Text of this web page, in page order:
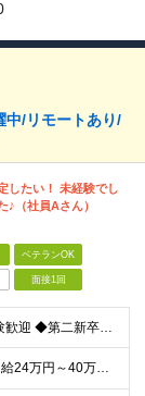
中/リモートあり/
したい！ 未経験でし
♪（社員Aさん）
ベテランOK
面接1回
＊20代30代活躍中♪＊ ◆未経験歓迎 ◆第二新卒OK ◆フリーターOK ◆ブランクがある方も歓迎 ◆学歴不問 業績好調につき積極採用中！ 充実の研修とフォロー体制をご用意してお待ちしています◎
◆半年以内の昇給実績あり♪ 月給24万円～40万円 ※試用期間6カ月（期間中の待遇の変更はありません） ★入社直後から昇給のチャンスあり！★ 頑張りをしっかりと収入で還元する仕組みがあるため、 ス